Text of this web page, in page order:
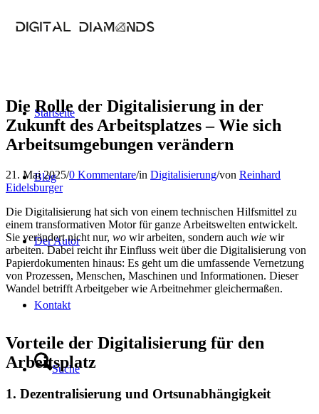
Startseite
Blog
Der Autor
Kontakt
Suche
Die Rolle der Digitalisierung in der
Zukunft des Arbeitsplatzes – Wie sich
Arbeitsumgebungen verändern
21. Mai 2025/0 Kommentare/in Digitalisierung/von Reinhard
Eidelsburger
Die Digitalisierung hat sich von einem technischen Hilfsmittel zu
einem transformativen Motor für ganze Arbeitswelten entwickelt.
Sie verändert nicht nur, wo wir arbeiten, sondern auch wie wir
arbeiten. Dabei reicht ihr Einfluss weit über die Digitalisierung von
Papierdokumenten hinaus: Es geht um die umfassende Vernetzung
von Prozessen, Menschen, Maschinen und Informationen. Dieser
Wandel betrifft Arbeitgeber wie Arbeitnehmer gleichermaßen.
Vorteile der Digitalisierung für den
Arbeitsplatz
1. Dezentralisierung und Ortsunabhängigkeit